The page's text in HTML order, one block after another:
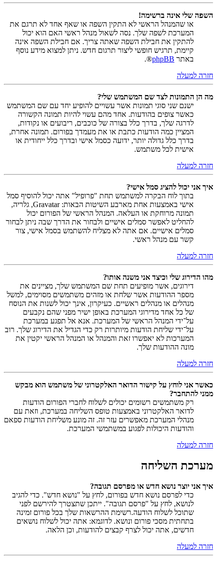
השפה שלי אינה ברשימה!
או שהמנהל הראשי לא התקין השפה או שאף אחד לא תרגם את
המערכת לשפה שלך. נסה לשאול מנהל ראשי האם הוא יכול
להתקין את חבילת השפה שאתה צריך. אם חבילת השפה אינה
קיימת, תרגיש חופשי ליצור תרגום חדש. ניתן למצוא מידע נוסף
באתר phpBB
®.
חזרה למעלה
מה הן התמונות לצד שם המשתמש שלי?
ישנם שני סוגי תמונות אשר עשויים להופיע יחד עם שם המשתמש
כאשר צופים בהודעות. אחד מהם עשוי להיות תמונה הקשורה
לדרגה שלך, בדרך כלל בצורה של כוכבים, ריבועים או נקודות,
המציין כמה הודעות כתבת או את מעמדך בפורום. תמונה אחרת,
בדרך כלל גדולה יותר, ידועה כסמל אישי ובדרך כלל ייחודית או
אישית לכל משתמש.
חזרה למעלה
איך אני יכול להציג סמל אישי?
בתוך לוח הבקרה למשתמש תחת "פרופיל" אתה יכול להוסיף סמל
אישי באמצעות אחת מארבע השיטות הבאות: Gravatar, גלריה,
תמונה מרוחקת או העלאה. המנהל הראשי של הפורום יכול
להחליט לאפשר סמלים אישיים ולבחור את הדרך שבה ניתן לבחור
סמלים אישיים. אם אתה לא מצליח להשתמש בסמל אישי, צור
קשר עם מנהל ראשי.
חזרה למעלה
מהו הדירוג שלי וכיצד אני משנה אותו?
דירוגים, אשר מופיעים תחת שם המשתמש שלך, מציינים את
מספר ההודעות אשר שלחת או מזהים משתמשים מסוימים, למשל
מנהלים או מנהלים ראשיים. כעיקרון, אינך יכול לשנות את הנוסח
של כל אחד מדירוגי המערכת באופן ישיר מפני שהם נקבעים
על־ידי המנהל הראשי של המערכת. אנא אל תפגע במערכת
על־ידי שליחת הודעות מיותרות רק כדי הגדיל את הדירוג שלך. רוב
המערכות לא יאפשרו זאת והמנהל או המנהל הראשי יקטין את
מונה ההודעות שלך.
חזרה למעלה
כאשר אני לוחץ על קישור הדואר האלקטרוני של משתמש הוא מבקש
ממני להתחבר?
רק משתמשים רשומים יכולים לשלוח לחברי הפורום הודעות
לדואר האלקטרוני באמצעות טופס השליחה במערכת, וזאת עם
מנהלי המערכת מאפשרים עזר זה. זה מונע משליחת הודעות ספאם
והודעות היכולות לפגוע במשתמשי המערכת.
חזרה למעלה
מערכת השליחה
איך אני יוצר נושא חדש או מפרסם תגובה?
כדי לפרסם נושא חדש בפורום, לחץ על "נושא חדש". כדי להגיב
לנושא, לחץ על "פרסם תגובה". ייתכן שתצטרך להירשם לפני
שתוכל לשלוח הודעה.רשימת ההרשאות שלך בכל פורום זמינה
בתחתית מסכי פורום ונושא. לדוגמא: אתה יכול לשלוח נושאים
חדשים, אתה יכול לצרף קבצים להודעות, וכן הלאה.
חזרה למעלה